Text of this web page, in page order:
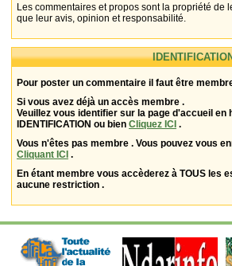
Les commentaires et propos sont la propriété de
que leur avis, opinion et responsabilité.
Pour poster un commentaire il faut être
Si vous avez déjà un accès membre .
Veuillez vous identifier sur la page d'accueil en
IDENTIFICATION ou bien Cliquez ICI .
Vous n'êtes pas membre . Vous pouvez vous
Cliquant ICI .
En étant membre vous accèderez à TOUS les
aucune restriction .